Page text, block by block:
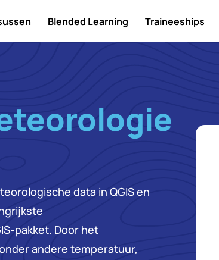
Blended Learning Traineeships
data in QGIS en
pakket. Door het
andere temperatuur,